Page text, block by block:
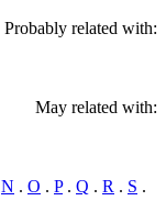
Probably related with:
May related with:
N . O . P. Q . R . S .